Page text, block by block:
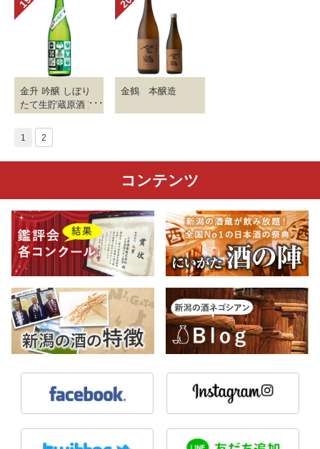
金升 吟醸 しぼり
たて生貯蔵原酒 宝
金鶴 本醸造
1 2
コンテンツ